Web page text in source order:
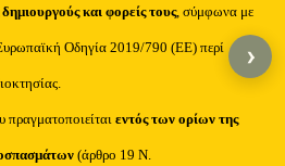
και φορείς τους, σύμφωνα με
Οδηγία 2019/790 (ΕΕ) περί
πραγματοποιείταιεντός των ορίων της
(άρθρο 19 Ν.
›